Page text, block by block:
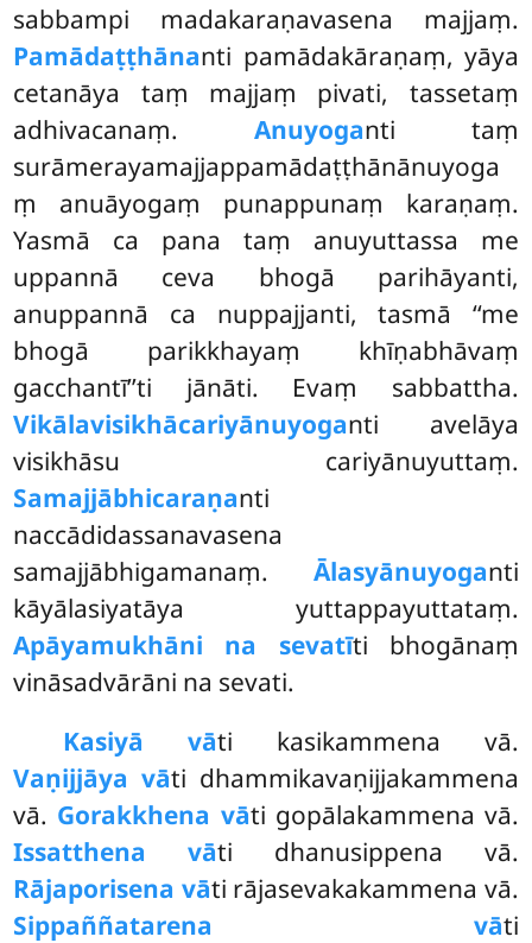
sabbampi madakaraṇavasena majjaṃ.
Pamādaṭṭhānanti pamādakāraṇaṃ, yāya
cetanāya taṃ majjaṃ pivati, tassetaṃ
adhivacanaṃ. Anuyoganti taṃ
surāmerayamajjappamādaṭṭhānānuyoga
ṃ anuāyogaṃ punappunaṃ karaṇaṃ.
Yasmā ca pana taṃ anuyuttassa me
uppannā ceva bhogā parihāyanti,
anuppannā ca nuppajjanti, tasmā ‘‘me
bhogā parikkhayaṃ khīṇabhāvaṃ
gacchantī’’ti jānāti. Evaṃ sabbattha.
Vikālavisikhācariyānuyoganti avelāya
visikhāsu cariyānuyuttaṃ.
Samajjābhicaraṇanti
naccādidassanavasena
samajjābhigamanaṃ. Ālasyānuyoganti
kāyālasiyatāya yuttappayuttataṃ.
Apāyamukhāni na sevatīti bhogānaṃ
vināsadvārāni na sevati.
Kasiyā vāti kasikammena vā.
Vaṇijjāya vāti dhammikavaṇijjakammena
vā. Gorakkhena vāti gopālakammena vā.
Issatthena vāti dhanusippena vā.
Rājaporisena vāti rājasevakakammena vā.
Sippaññatarena vāti